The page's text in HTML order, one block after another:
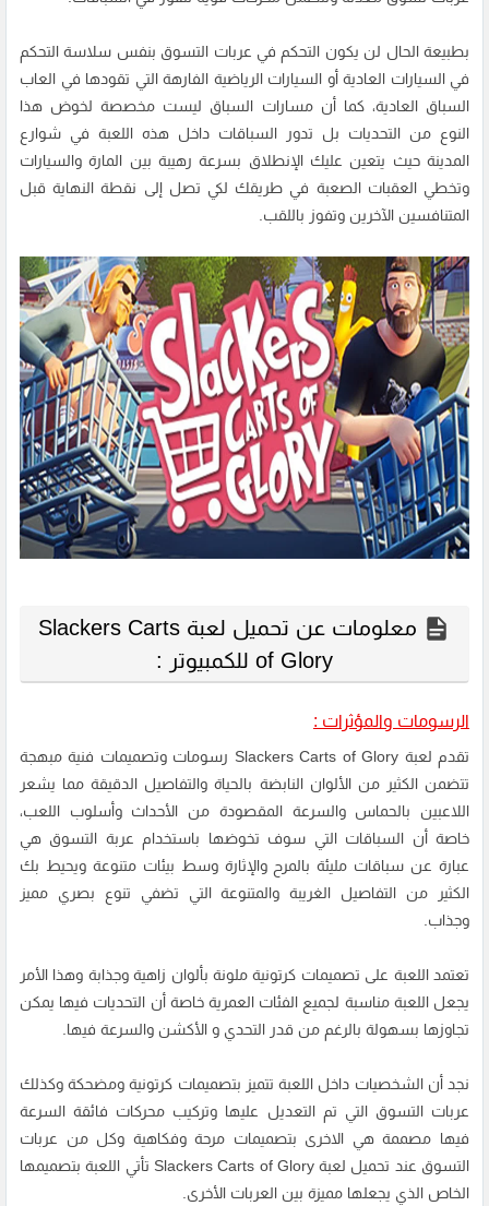
بطبيعة الحال لن يكون التحكم في عربات التسوق بنفس سلاسة التحكم
في السيارات العادية أو السيارات الرياضية الفارهة التي تقودها في العاب
السباق العادية، كما أن مسارات السباق ليست مخصصة لخوض هذا
النوع من التحديات بل تدور السباقات داخل هذه اللعبة في شوارع
المدينة حيث يتعين عليك الإنطلاق بسرعة رهيبة بين المارة والسيارات
وتخطي العقبات الصعبة في طريقك لكي تصل إلى نقطة النهاية قبل
المتنافسين الآخرين وتفوز باللقب.
معلومات عن تحميل لعبة Slackers Carts
of Glory للكمبيوتر :
الرسومات والمؤثرات :
تقدم لعبة Slackers Carts of Glory رسومات وتصميمات فنية مبهجة
تتضمن الكثير من الألوان النابضة بالحياة والتفاصيل الدقيقة مما يشعر
اللاعبين بالحماس والسرعة المقصودة من الأحداث وأسلوب اللعب،
خاصة أن السباقات التي سوف تخوضها باستخدام عربة التسوق هي
عبارة عن سباقات مليئة بالمرح والإثارة وسط بيئات متنوعة ويحيط بك
الكثير من التفاصيل الغريبة والمتنوعة التي تضفي تنوع بصري مميز
وجذاب.
تعتمد اللعبة على تصميمات كرتونية ملونة بألوان زاهية وجذابة وهذا الأمر
يجعل اللعبة مناسبة لجميع الفئات العمرية خاصة أن التحديات فيها يمكن
تجاوزها بسهولة بالرغم من قدر التحدي و الأكشن والسرعة فيها.
نجد أن الشخصيات داخل اللعبة تتميز بتصميمات كرتونية ومضحكة وكذلك
عربات التسوق التي تم التعديل عليها وتركيب محركات فائقة السرعة
فيها مصممة هي الاخرى بتصميمات مرحة وفكاهية وكل من عربات
التسوق عند تحميل لعبة Slackers Carts of Glory تأتي اللعبة بتصميمها
الخاص الذي يجعلها مميزة بين العربات الأخرى.